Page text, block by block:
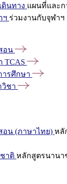
ดินทาง แผนที่และก
ฯ ร่วมงานกับจุฬาฯ
อน
TCAS
ารศึกษา
ชา
อน (ภาษาไทย) หลั
าติ หลักสูตรนานา